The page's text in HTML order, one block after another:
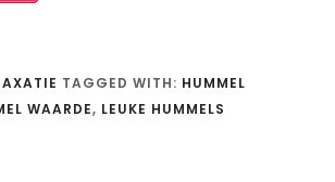
TAGGED WITH: HUMMEL
WAARDE, LEUKE HUMMELS